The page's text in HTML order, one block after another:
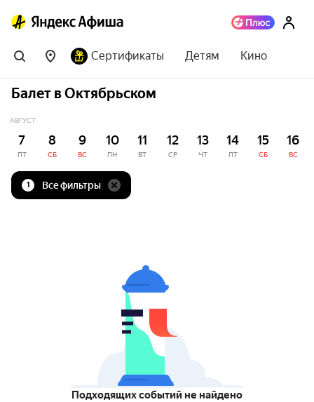
Сертификаты Детям Кино
Балет в Октябрьском
АВГУСТ
7
ПТ
8
СБ
9
ВС
10
ПН
11
ВТ
12
СР
13
ЧТ
14
ПТ
15
СБ
16
ВС
1 Все фильтры
Подходящих событий не найдено